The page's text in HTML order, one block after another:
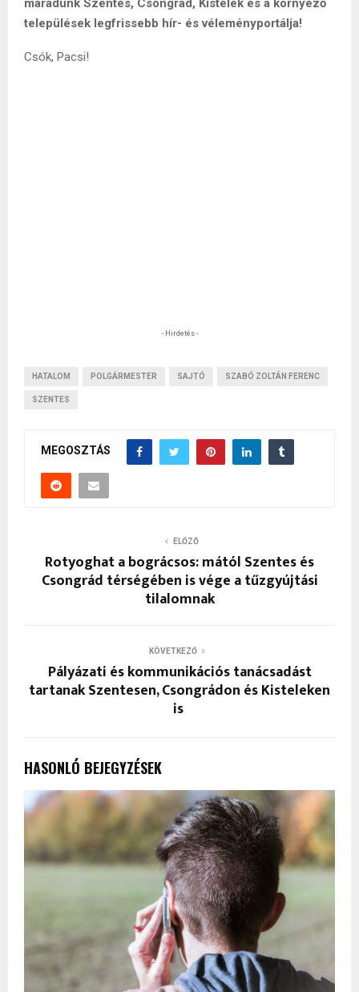
települések legfrissebb hír- és véleményportálja!
Csók, Pacsi!
- Hirdetés -
HATALOM POLGÁRMESTER SAJTÓ SZABÓ ZOLTÁN FERENC
SZENTES
MEGOSZTÁS
ELŐZŐ
Rotyoghat a bográcsos: mától Szentes és
Csongrád térségében is vége a tűzgyújtási
tilalomnak
KÖVETKEZŐ
Pályázati és kommunikációs tanácsadást
tartanak Szentesen, Csongrádon és Kisteleken
is
HASONLÓ BEJEGYZÉSEK